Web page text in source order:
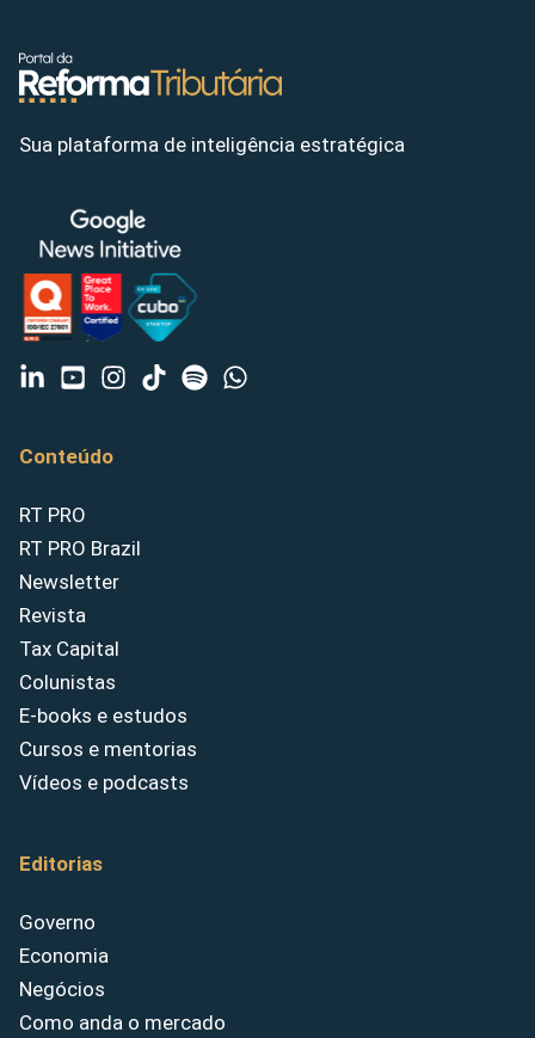
Sua plataforma de inteligência estratégica
Conteúdo
RT PRO
RT PRO Brazil
Newsletter
Revista
Tax Capital
Colunistas
E-books e estudos
Cursos e mentorias
Vídeos e podcasts
Editorias
Governo
Economia
Negócios
Como anda o mercado